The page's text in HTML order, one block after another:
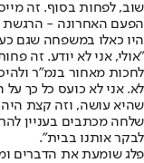
שוב, לפחות בסוף. זה
הפעם האחרונה - הרגשת
היו כאלו במשפחה שגם
"אולי, אני לא יודע. זה
לחכות מאחור בנמ"ר
לא. אני לא כועס כל כך
שהיא עושה, וזה קצת היה
שלחה מכתבים בעניין
לבקר אותנו בבית".
פלג שומעת את הדברים